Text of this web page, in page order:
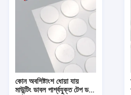
কোন অবশিষ্টাংশ ধোয়া যায়
মাউন্টিং ডাবল পার্শ্বযুক্ত টেপ ডট